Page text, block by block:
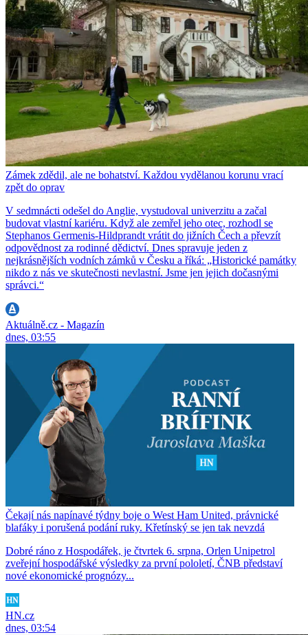
Zámek zdědil, ale ne bohatství. Každou vydělanou korunu vrací
zpět do oprav
V sedmnácti odešel do Anglie, vystudoval univerzitu a začal
budovat vlastní kariéru. Když ale zemřel jeho otec, rozhodl se
Stephanos Germenis-Hildprandt vrátit do jižních Čech a převzít
odpovědnost za rodinné dědictví. Dnes spravuje jeden z
nejkrásnějších vodních zámků v Česku a říká: „Historické památky
nikdo z nás ve skutečnosti nevlastní. Jsme jen jejich dočasnými
správci.“
Aktuálně.cz - Magazín
dnes, 03:55
Čekají nás napínavé týdny boje o West Ham United, právnické
blafáky i porušená podání ruky. Křetínský se jen tak nevzdá
Dobré ráno z Hospodářek, je čtvrtek 6. srpna, Orlen Unipetrol
zveřejní hospodářské výsledky za první pololetí, ČNB představí
nové ekonomické prognózy...
HN.cz
dnes, 03:54